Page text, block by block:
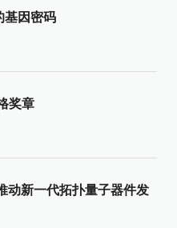
基因密码
奖章
动新一代拓扑量子器件发